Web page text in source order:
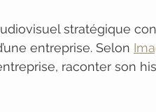
stratégique
entreprise. Selon
raconter son